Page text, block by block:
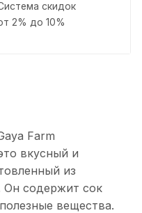
скидок
2% до 10%
Farm
вкусный и
из
Он содержит сок
вещества.